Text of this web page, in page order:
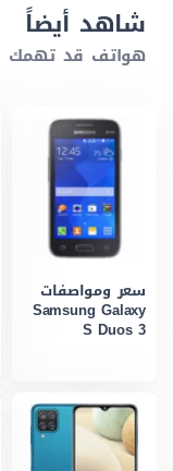
شاهد أيضاً
هواتف قد تهمك
سعر ومواصفات
Samsung Galaxy
S Duos 3